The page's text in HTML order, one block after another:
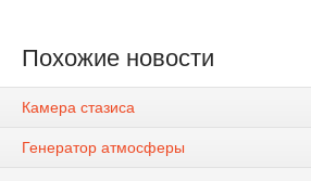
Похожие новости
Камера стазиса
Генератор атмосферы